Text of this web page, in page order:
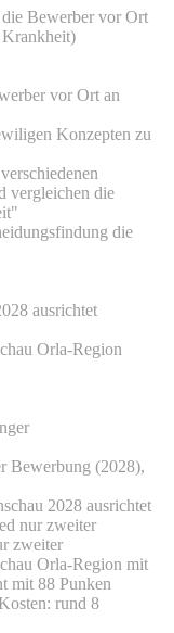
Bewerber vor Ort
Krankheit)
vor Ort an
Konzepten zu
vergleichen die
die
ausrichtet
Orla-Region
Bewerbung (2028),
2028 ausrichtet
nur zweiter
zweiter
Orla-Region mit
mit 88 Punken
rund 8